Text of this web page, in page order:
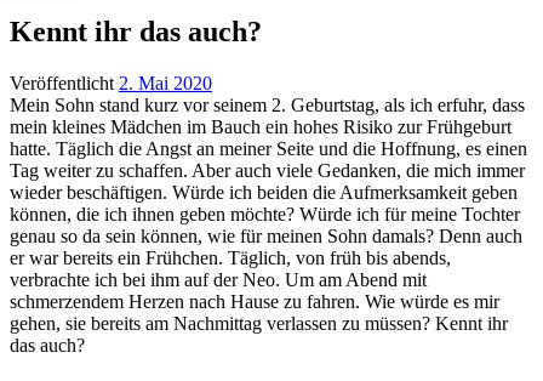
Kennt ihr das auch?
Veröffentlicht 2. Mai 2020
Mein Sohn stand kurz vor seinem 2. Geburtstag, als ich erfuhr, dass
mein kleines Mädchen im Bauch ein hohes Risiko zur Frühgeburt
hatte. Täglich die Angst an meiner Seite und die Hoffnung, es einen
Tag weiter zu schaffen. Aber auch viele Gedanken, die mich immer
wieder beschäftigen. Würde ich beiden die Aufmerksamkeit geben
können, die ich ihnen geben möchte? Würde ich für meine Tochter
genau so da sein können, wie für meinen Sohn damals? Denn auch
er war bereits ein Frühchen. Täglich, von früh bis abends,
verbrachte ich bei ihm auf der Neo. Um am Abend mit
schmerzendem Herzen nach Hause zu fahren. Wie würde es mir
gehen, sie bereits am Nachmittag verlassen zu müssen? Kennt ihr
das auch?